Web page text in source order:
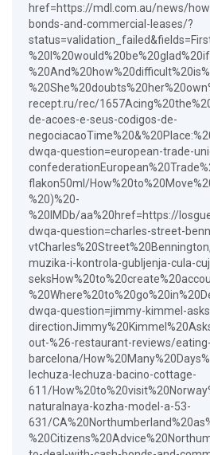
href=https://mdl.com.au/news/
bonds-and-commercial-leases/?
recept.ru/rec/
de-acoes-e-seus-codigos-de-
dwqa-question=european-trade-
flakon50ml/
%20)%20-
%20IMDb/aa%20href=https://
dwqa-question=charles-street-
muzika-i-kontrola-gubljenja-cula-
dwqa-question=jimmy-kimmel-
out-%26-restaurant-reviews/
barcelona/
lechuza-lechuza-bacino-cottage-
611/
naturalnaya-kozha-model-a-53-
631/